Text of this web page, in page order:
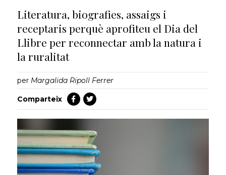
Literatura, biografies, assaigs i
receptaris perquè aprofiteu el Dia del
Llibre per reconnectar amb la natura i
la ruralitat
per Margalida Ripoll Ferrer
Comparteix